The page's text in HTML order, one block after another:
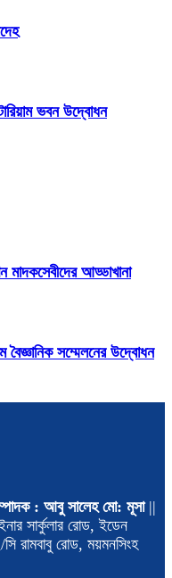
ভবন উদ্বোধন
আড্ডাখানা
সম্মেলনের উদ্বোধন
: আবু সালেহ মো: মূসা||
সার্কুলার রোড, ইডেন
রামবাবু রোড, ময়মনসিংহ